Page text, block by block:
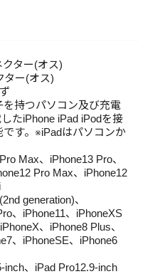
ター(オス)
ター(オス)
持つパソコン及び充電
たiPhone iPad iPodを接
す。※iPadはパソコンか
Max、iPhone13 Pro、
Pro Max、iPhone12
generation)、
、iPhone11、iPhoneXS
、iPhone8 Plus、
、iPhoneSE、iPhone6
inch、iPad Pro12.9-inch